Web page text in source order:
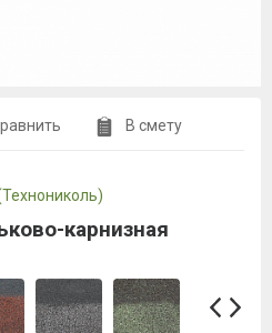
В смету
карнизная